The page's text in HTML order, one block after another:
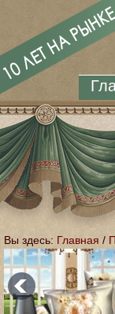
Вы здесь: Главная /